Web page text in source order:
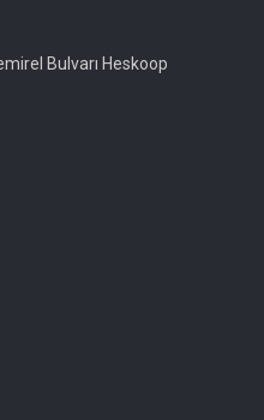
Bulvarı Heskoop